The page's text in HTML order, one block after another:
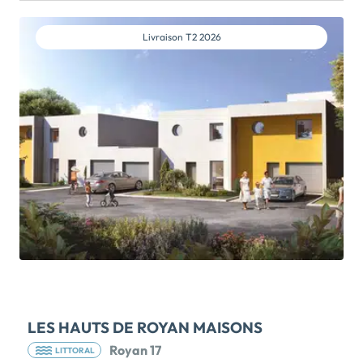
secondaire se situe à St-Sulpice-de-Royan', entre
terre et estuaire. Une situation idéale pour profiter de
aménagement paysager à taille humaine, dessiné
avec de nombreuses voies douces, 'Naturielles'
propose une sélection de maisons individuelles de 4
et 5 pièces livrées 'clé en main' et personnalisables,
en étage ou plain-pied. Toutes sont pourvues d'un
garage et d'une place de midi. Votre jardin clos et sa
terrasse orientés favorablement, seront le
prolongement de votre pièce de vie lumineuse. Les
'Naturielles' sont conçues dans le respect
architectural local aussi bien par […] Voir le
Livraison T2 2026
LES HAUTS DE ROYAN MAISONS
LITTORAL
Royan 17